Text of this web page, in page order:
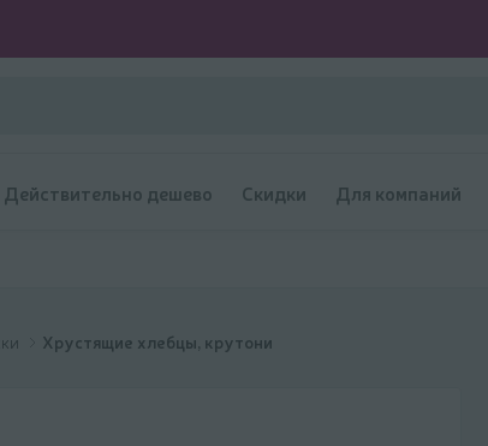
Действительно дешево Скидки Для компаний
Хрустящие хлебцы, крутони